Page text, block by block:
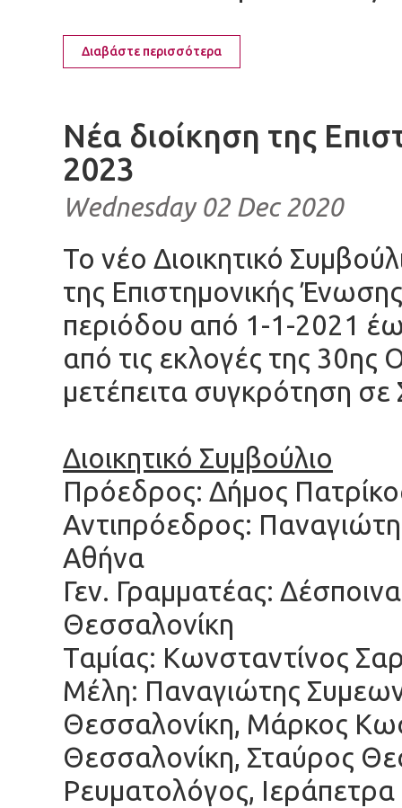
Διαβάστε περισσότερα
Νέα διοίκηση της
2023
Wednesday 02 Dec 2020
Το νέο Διοικητικό
της Επιστημονικής
περιόδου από 1-1-2021
από τις εκλογές της 30ης
μετέπειτα συγκρότηση
Διοικητικό Συμβούλιο
Πρόεδρος: Δήμος
Αντιπρόεδρος:
Αθήνα
Γεν. Γραμματέας:
Θεσσαλονίκη
Ταμίας: Κωνσταντίνος
Μέλη: Παναγιώτης
Θεσσαλονίκη, Μάρκος
Θεσσαλονίκη, Σταύρος
Ρευματολόγος,